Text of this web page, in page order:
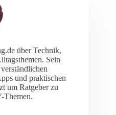
über Technik,
Sein
und praktischen
um Ratgeber zu
Themen.